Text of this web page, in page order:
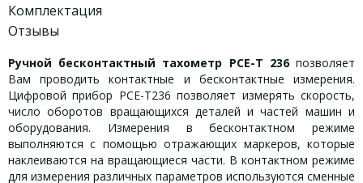
Комплектация
Отзывы
Ручной бесконтактный тахометр PCE-T 236позволяет
Вам проводить контактные и бесконтактные измерения.
Цифровой прибор PCE-T236 позволяет измерять скорость,
число оборотов вращающихся деталей и частей машин и
оборудования. Измерения в бесконтактном режиме
выполняются с помощью отражающих маркеров, которые
наклеиваются на вращающиеся части. В контактном режиме
для измерения различных параметров используются сменные